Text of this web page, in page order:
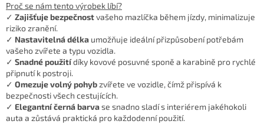
Proč se nám tento výrobek líbí?
✓ Zajišťuje bezpečnostvašeho mazlíčka během jízdy, minimalizuje
riziko zranění.
✓ Nastavitelná délka umožňuje ideální přizpůsobení potřebám
vašeho zvířete a typu vozidla.
✓ Snadné použitídíky kovové posuvné sponě a karabině pro rychlé
připnutí k postroji.
✓ Omezuje volný pohybzvířete ve vozidle, čímž přispívá k
bezpečnosti všech cestujících.
✓ Elegantní černá barvase snadno sladí s interiérem jakéhokoli
auta a zůstává praktická pro každodenní použití.